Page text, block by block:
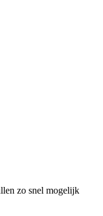
zo snel mogelijk